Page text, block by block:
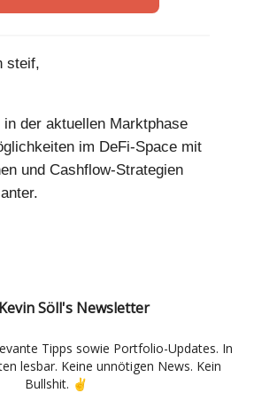
steif,
in der aktuellen Marktphase
im DeFi-Space mit
und Cashflow-Strategien
Kevin Söll's Newsletter
Tipps sowie Portfolio-Updates. In
lesbar. Keine unnötigen News. Kein
Bullshit. ✌